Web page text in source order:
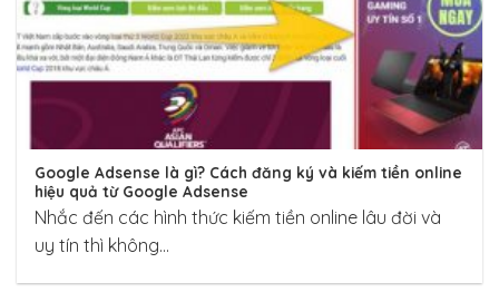
Google Adsense là gì? Cách đăng ký và kiếm tiền online
hiệu quả từ Google Adsense
Nhắc đến các hình thức kiếm tiền online lâu đời và
uy tín thì không...